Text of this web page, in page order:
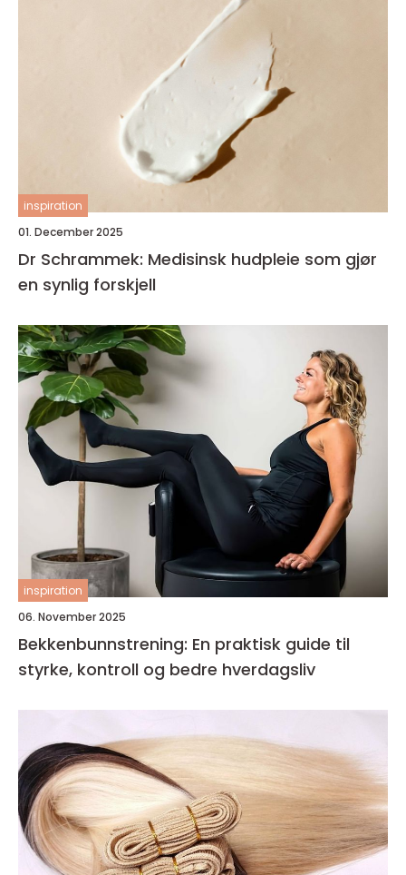
inspiration
01. December 2025
Dr Schrammek: Medisinsk hudpleie som gjør
en synlig forskjell
inspiration
06. November 2025
Bekkenbunnstrening: En praktisk guide til
styrke, kontroll og bedre hverdagsliv